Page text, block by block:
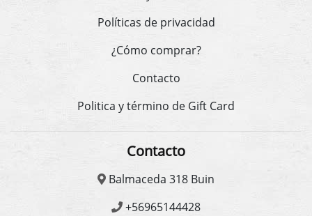
Políticas de privacidad
¿Cómo comprar?
Contacto
Politica y término de Gift Card
Contacto
Balmaceda 318 Buin
+56965144428